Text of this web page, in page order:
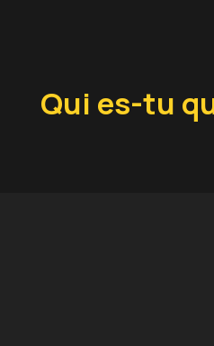
Qui es-tu